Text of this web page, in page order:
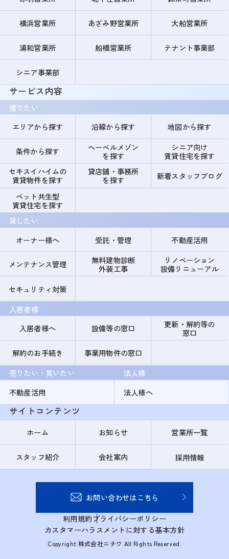
横浜営業所 あざみ野営業所 大船営業所
浦和営業所 船橋営業所 テナント事業部
シニア事業部
サービス内容
借りたい
エリアから探す
沿線から探す 地図から探す
条件から探す
ヘーベルメゾン
を探す
シニア向け
賃貸住宅を探す
セキスイハイムの
賃貸物件を探す
貸店舗・事務所
を探す
新着スタッフブログ
ペット共生型
賃貸住宅を探す
貸したい
オーナー様へ
受託・管理 不動産活用
メンテナンス管理
無料建物診断
外装工事
リノベーション
設備リニューアル
セキュリティ対策
入居者様
入居者様へ
設備等の窓口
更新・解約等の
窓口
解約のお手続き
事業用物件の窓口
売りたい・買いたい
不動産活用
法人様
法人様へ
サイトコンテンツ
ホーム お知らせ 営業所一覧
スタッフ紹介 会社案内 採用情報
お問い合わせはこちら
利用規約プライバシーポリシー
カスタマーハラスメントに対する基本方針
Copyright 株式会社ニチワ All Rights Reserved.